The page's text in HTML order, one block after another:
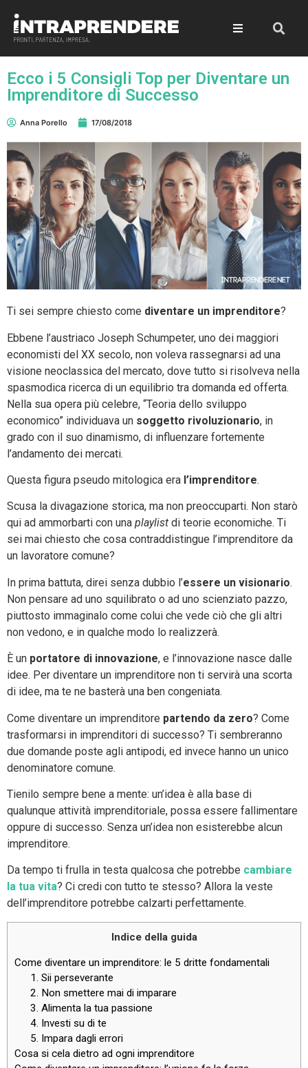
Ecco i 5 Consigli Top per Diventare un
Imprenditore di Successo
Anna Porello 17/08/2018
Ti sei sempre chiesto come diventare un imprenditore?
Ebbene l’austriaco Joseph Schumpeter, uno dei maggiori
economisti del XX secolo, non voleva rassegnarsi ad una
visione neoclassica del mercato, dove tutto si risolveva nella
spasmodica ricerca di un equilibrio tra domanda ed offerta.
Nella sua opera più celebre, “Teoria dello sviluppo
economico” individuava un soggetto rivoluzionario, in
grado con il suo dinamismo, di influenzare fortemente
l’andamento dei mercati.
Questa figura pseudo mitologica era l’imprenditore.
Scusa la divagazione storica, ma non preoccuparti. Non starò
qui ad ammorbarti con una playlist di teorie economiche. Ti
sei mai chiesto che cosa contraddistingue l’imprenditore da
un lavoratore comune?
In prima battuta, direi senza dubbio l’essere un visionario.
Non pensare ad uno squilibrato o ad uno scienziato pazzo,
piuttosto immaginalo come colui che vede ciò che gli altri
non vedono, e in qualche modo lo realizzerà.
È un portatore di innovazione, e l’innovazione nasce dalle
idee. Per diventare un imprenditore non ti servirà una scorta
di idee, ma te ne basterà una ben congeniata.
Come diventare un imprenditore partendo da zero? Come
trasformarsi in imprenditori di successo? Ti sembreranno
due domande poste agli antipodi, ed invece hanno un unico
denominatore comune.
Tienilo sempre bene a mente: un’idea è alla base di
qualunque attività imprenditoriale, possa essere fallimentare
oppure di successo. Senza un’idea non esisterebbe alcun
imprenditore.
Da tempo ti frulla in testa qualcosa che potrebbe cambiare
la tua vita? Ci credi con tutto te stesso? Allora la veste
dell’imprenditore potrebbe calzarti perfettamente.
Indice della guida
Come diventare un imprenditore: le 5 dritte fondamentali
1. Sii perseverante
2. Non smettere mai di imparare
3. Alimenta la tua passione
4. Investi su di te
5. Impara dagli errori
Cosa si cela dietro ad ogni imprenditore